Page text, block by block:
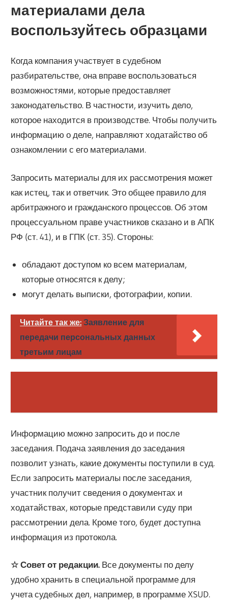
материалами дела
воспользуйтесь образцами
Когда компания участвует в судебном
разбирательстве, она вправе воспользоваться
возможностями, которые предоставляет
законодательство. В частности, изучить дело,
которое находится в производстве. Чтобы получить
информацию о деле, направляют ходатайство об
ознакомлении с его материалами.
Запросить материалы для их рассмотрения может
как истец, так и ответчик. Это общее правило для
арбитражного и гражданского процессов. Об этом
процессуальном праве участников сказано и в АПК
РФ (ст. 41), и в ГПК (ст. 35). Стороны:
обладают доступом ко всем материалам,
которые относятся к делу;
могут делать выписки, фотографии, копии.
Читайте так же: Заявление для
передачи персональных данных
третьим лицам
Информацию можно запросить до и после
заседания. Подача заявления до заседания
позволит узнать, какие документы поступили в суд.
Если запросить материалы после заседания,
участник получит сведения о документах и
ходатайствах, которые представили суду при
рассмотрении дела. Кроме того, будет доступна
информация из протокола.
☆ Совет от редакции. Все документы по делу
удобно хранить в специальной программе для
учета судебных дел, например, в программе XSUD.